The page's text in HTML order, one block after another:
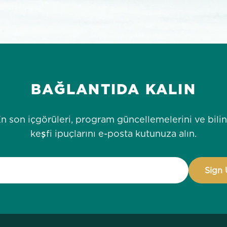
BAĞLANTIDA KALIN
son içgörüleri, program güncellemelerini ve
keşfi ipuçlarını e-posta kutunuza alın.